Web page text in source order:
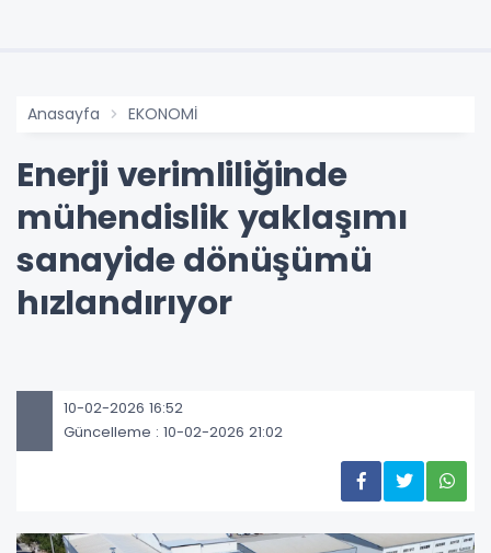
Anasayfa EKONOMİ
Enerji verimliliğinde
mühendislik yaklaşımı
sanayide dönüşümü
hızlandırıyor
10-02-2026 16:52
Güncelleme : 10-02-2026 21:02